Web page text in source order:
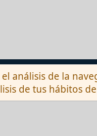
Contactarnos
2026 XenForo Ltd.
análisis de la
de tus hábitos